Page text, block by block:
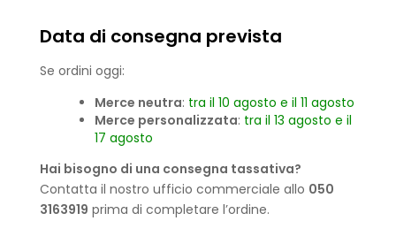
Data di consegna prevista
Se ordini oggi:
Merce neutra: tra il 10 agosto e il 11 agosto
Merce personalizzata: tra il 13 agosto e il
17 agosto
Hai bisogno di una consegna tassativa?
Contatta il nostro ufficio commerciale allo 050
3163919 prima di completare l’ordine.